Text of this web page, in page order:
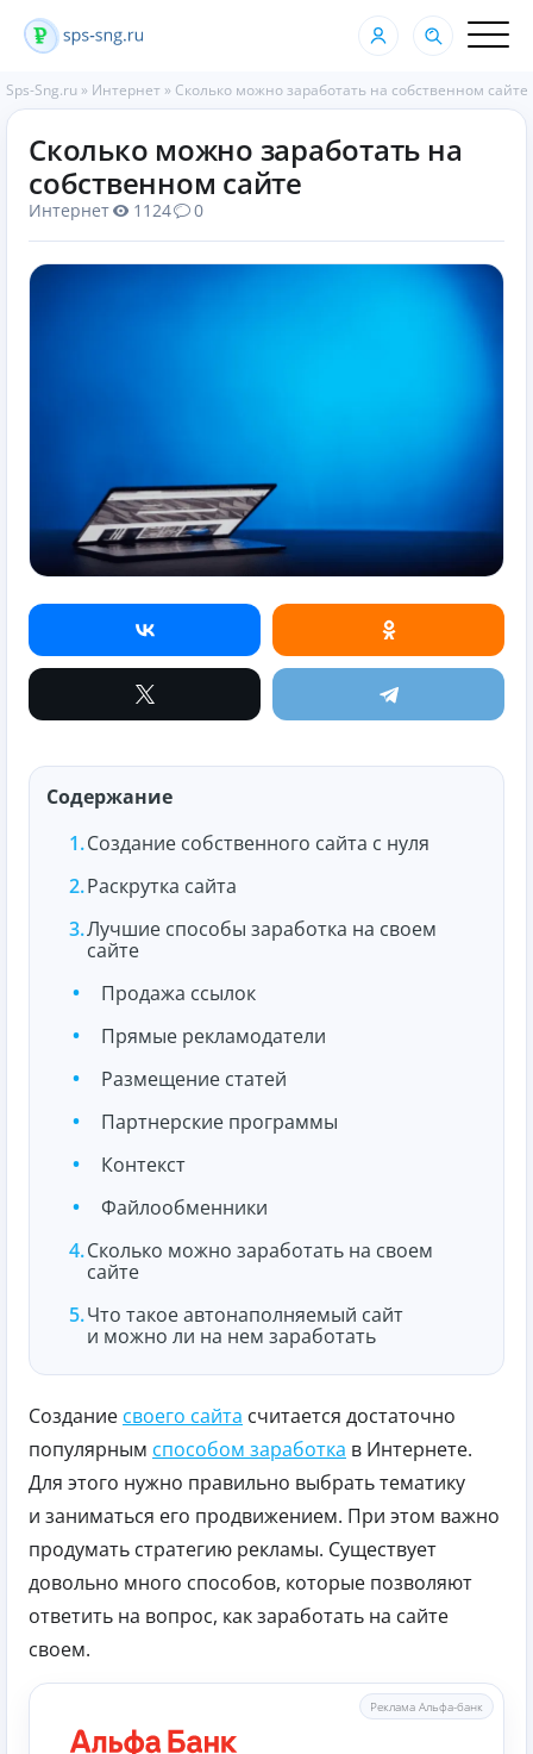
Sps-Sng.ru » Интернет » Сколько можно заработать на собственном сайте
Сколько можно заработать на
собственном сайте
Интернет 1124 0
Содержание
Создание собственного сайта с нуля
Раскрутка сайта
Лучшие способы заработка на своем
сайте
Продажа ссылок
Прямые рекламодатели
Размещение статей
Партнерские программы
Контекст
Файлообменники
Сколько можно заработать на своем
сайте
Что такое автонаполняемый сайт
и можно ли на нем заработать
Создание своего сайта считается достаточно
популярным способом заработка в Интернете.
Для этого нужно правильно выбрать тематику
и заниматься его продвижением. При этом важно
продумать стратегию рекламы. Существует
довольно много способов, которые позволяют
ответить на вопрос, как заработать на сайте
своем.
Реклама Альфа-банк